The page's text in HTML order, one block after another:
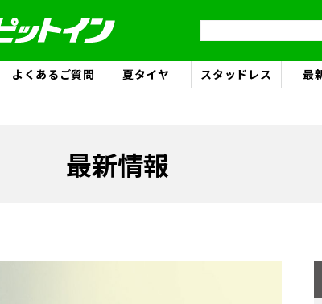
よくあるご質問 夏タイヤ スタッドレス 最
最新情報